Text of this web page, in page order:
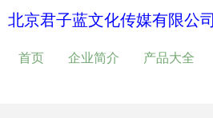
北京君子蓝文化传媒有限公司
首页 企业简介 产品大全